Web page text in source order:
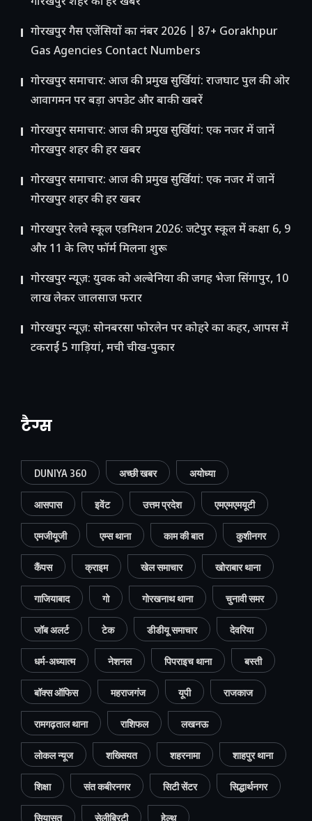
गोरखपुर गैस एजेंसियों का नंबर 2026 | 87+ Gorakhpur
Gas Agencies Contact Numbers
गोरखपुर समाचार: आज की प्रमुख सुर्खियां: राजघाट पुल की ओर
आवागमन पर बड़ा अपडेट और बाकी खबरें
गोरखपुर समाचार: आज की प्रमुख सुर्खियां: एक नजर में जानें
गोरखपुर शहर की हर खबर
गोरखपुर समाचार: आज की प्रमुख सुर्खियां: एक नजर में जानें
गोरखपुर शहर की हर खबर
गोरखपुर रेलवे स्कूल एडमिशन 2026: जटेपुर स्कूल में कक्षा 6, 9
और 11 के लिए फॉर्म मिलना शुरू
गोरखपुर न्यूज़: युवक को अल्बेनिया की जगह भेजा सिंगापुर, 10
लाख लेकर जालसाज फरार
गोरखपुर न्यूज़: सोनबरसा फोरलेन पर कोहरे का कहर, आपस में
टकराईं 5 गाड़ियां, मची चीख-पुकार
टैग्स
DUNIYA 360 अच्छी खबर अयोध्या
आसपास इवेंट उत्तम प्रदेश एमएमएमयूटी
एमजीयूजी एम्स थाना काम की बात कुशीनगर
कैंपस क्राइम खेल समाचार खोराबार थाना
गाजियाबाद गो गोरखनाथ थाना चुनावी समर
जॉब अलर्ट टेक डीडीयू समाचार देवरिया
धर्म-अध्यात्म नेशनल पिपराइच थाना बस्ती
बॉक्स ऑफिस महराजगंज यूपी राजकाज
रामगढ़ताल थाना राशिफल लखनऊ
लोकल न्यूज शख्सियत शहरनामा शाहपुर थाना
शिक्षा संत कबीरनगर सिटी सेंटर सिद्धार्थनगर
सियासत सेलीब्रिटी हेल्थ